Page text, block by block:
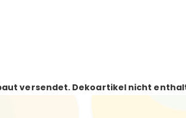
versendet. Dekoartikel nicht